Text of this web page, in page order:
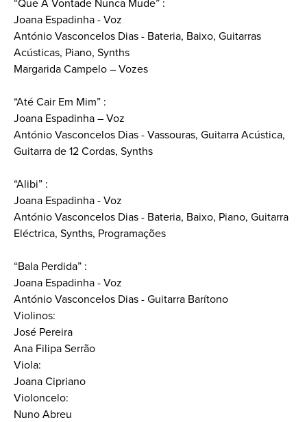
Joana Espadinha - Voz
António Vasconcelos Dias - Bateria, Baixo, Guitarras
Acústicas, Piano, Synths
Margarida Campelo – Vozes
“Até Cair Em Mim” :
Joana Espadinha – Voz
António Vasconcelos Dias - Vassouras, Guitarra Acústica,
Guitarra de 12 Cordas, Synths
“Alibi” :
Joana Espadinha - Voz
António Vasconcelos Dias - Bateria, Baixo, Piano, Guitarra
Eléctrica, Synths, Programações
“Bala Perdida” :
Joana Espadinha - Voz
António Vasconcelos Dias - Guitarra Barítono
Violinos:
José Pereira
Ana Filipa Serrão
Viola:
Joana Cipriano
Violoncelo:
Nuno Abreu